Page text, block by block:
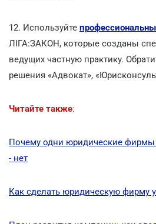
12. Используйте
ЛІГА:ЗАКОН, которые созданы
ведущих частную практику.
решения «Адвокат»,
Читайте также:
Почему одни юридические фирмы
- нет
Как сделать юридическую фирму